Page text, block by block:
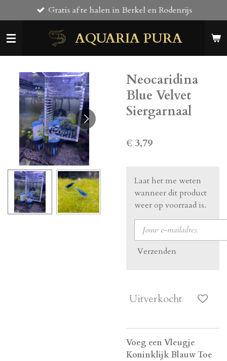
direct
naar
AQUARIA PURA
Gratis af te halen in Berkel en Rodenrijs
Neocaridina
Blue Velvet
Siergarnaal
€ 3,79
Laat het me weten
wanneer dit product
weer op voorraad is.
Verzenden
Uitverkocht
Voeg een Vleugje
Koninklijk Blauw Toe